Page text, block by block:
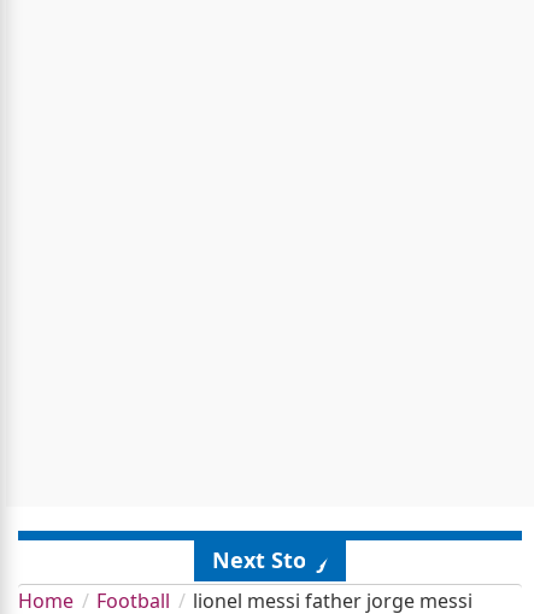
Next Story
Home Football
lionel messi father jorge messi